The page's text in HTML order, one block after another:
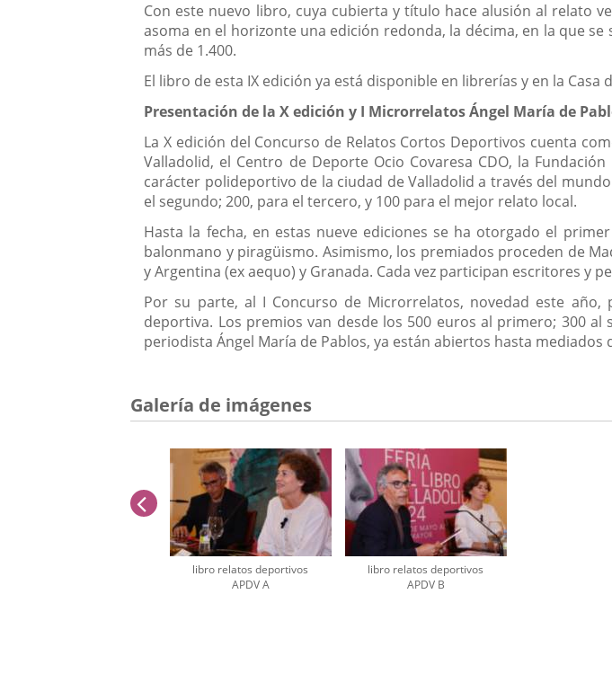
Con este nuevo libro, cuya cubierta y título hace alusión al relato
asoma en el horizonte una edición redonda, la décima, en la que
más de 1.400.
El libro de esta IX edición ya está disponible en librerías y en la Casa
Presentación de la X edición y I Microrrelatos Ángel María de
La X edición del Concurso de Relatos Cortos Deportivos cuenta
Valladolid, el Centro de Deporte Ocio Covaresa CDO, la
carácter polideportivo de la ciudad de Valladolid a través del
el segundo; 200, para el tercero, y 100 para el mejor relato local.
Hasta la fecha, en estas nueve ediciones se ha otorgado el
balonmano y piragüismo. Asimismo, los premiados proceden de
y Argentina (ex aequo) y Granada. Cada vez participan escritores y
Por su parte, al I Concurso de Microrrelatos, novedad este
deportiva. Los premios van desde los 500 euros al primero; 300
periodista Ángel María de Pablos, ya están abiertos hasta
Galería de imágenes
libro relatos deportivos
APDV A
libro relatos deportivos
APDV B
anterior